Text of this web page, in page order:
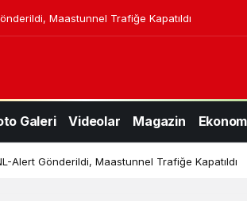
Maastunnel Trafiğe Kapatıldı
Galeri Videolar Magazin
Alert Gönderildi, Maastunnel Trafiğe Kapatıldı